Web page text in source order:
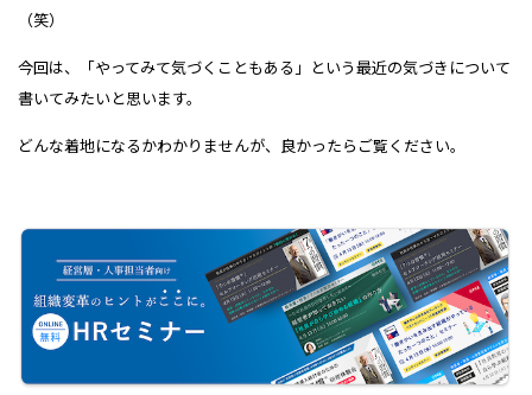
（笑）
今回は、「やってみて気づくこともある」という最近の気づきについて
書いてみたいと思います。
どんな着地になるかわかりませんが、良かったらご覧ください。